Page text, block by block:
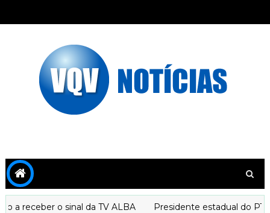
receber o sinal da TV ALBA Presidente estadual do PT